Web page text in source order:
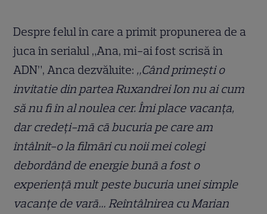
Despre felul în care a primit propunerea de a
juca în serialul „Ana, mi-ai fost scrisă în
ADN”, Anca dezvăluite: „Când primeşti o
invitatie din partea Ruxandrei Ion nu ai cum
să nu fi în al noulea cer. Îmi place vacanţa,
dar credeţi-mā cā bucuria pe care am
întâlnit-o la filmāri cu noii mei colegi
debordând de energie bunā a fost o
experienţā mult peste bucuria unei simple
vacanţe de varā… Reîntâlnirea cu Marian